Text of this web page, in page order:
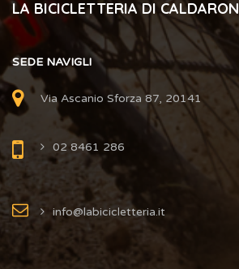
LA BICICLETTERIA DI
SEDE NAVIGLI
Via Ascanio Sforza 87, 20141
02 8461 286
info@labicicletteria.it